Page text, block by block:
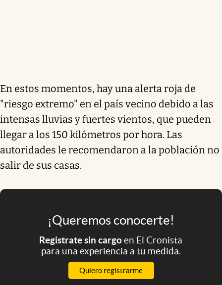
En estos momentos, hay una alerta roja de
"riesgo extremo" en el país vecino debido a las
intensas lluvias y fuertes vientos, que pueden
llegar a los 150 kilómetros por hora. Las
autoridades le recomendaron a la población no
salir de sus casas.
¡Queremos conocerte!
Registrate sin cargoen El Cronista
para una experiencia a tu medida.
Quiero registrarme